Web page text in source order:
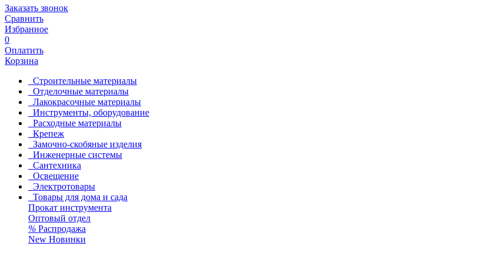
Заказать звонок
Сравнить
Избранное
0
Оплатить
Корзина
Строительные материалы
Отделочные материалы
Лакокрасочные материалы
Инструменты, оборудование
Расходные материалы
Крепеж
Замочно-скобяные изделия
Инженерные системы
Сантехника
Освещение
Электротовары
Товары для дома и сада
Прокат инструмента
Оптовый отдел
% Распродажа
New Новинки